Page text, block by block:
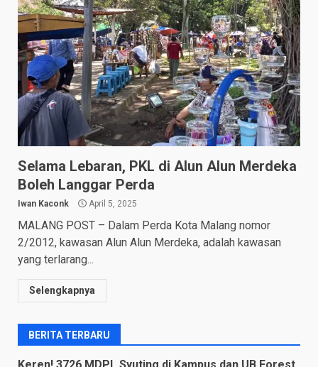
Selama Lebaran, PKL di Alun Alun Merdeka
Boleh Langgar Perda
Iwan Kaconk April 5, 2025
MALANG POST – Dalam Perda Kota Malang nomor
2/2012, kawasan Alun Alun Merdeka, adalah kawasan
yang terlarang...
Selengkapnya
BERITA TERBARU